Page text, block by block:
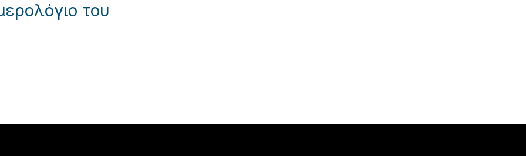
του